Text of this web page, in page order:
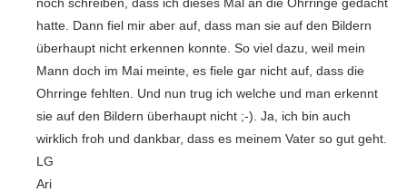
hatte. Dann fiel mir aber auf, dass man sie auf den Bildern
überhaupt nicht erkennen konnte. So viel dazu, weil mein
Mann doch im Mai meinte, es fiele gar nicht auf, dass die
Ohrringe fehlten. Und nun trug ich welche und man erkennt
sie auf den Bildern überhaupt nicht ;-). Ja, ich bin auch
wirklich froh und dankbar, dass es meinem Vater so gut geht.
LG
Ari